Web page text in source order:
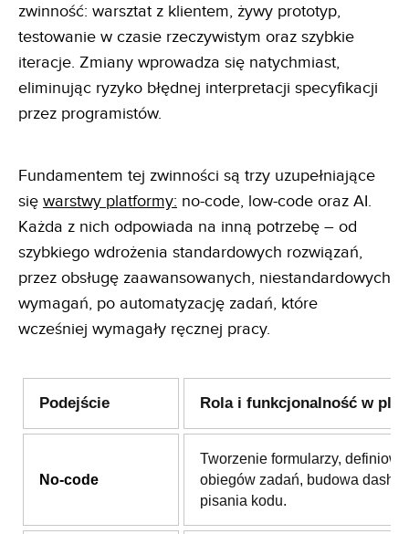
zwinność: warsztat z klientem, żywy prototyp,
testowanie w czasie rzeczywistym oraz szybkie
iteracje. Zmiany wprowadza się natychmiast,
eliminując ryzyko błędnej interpretacji specyfikacji
przez programistów.
Fundamentem tej zwinności są trzy uzupełniające
się warstwy platformy: no-code, low-code oraz AI.
Każda z nich odpowiada na inną potrzebę – od
szybkiego wdrożenia standardowych rozwiązań,
przez obsługę zaawansowanych, niestandardowych
wymagań, po automatyzację zadań, które
wcześniej wymagały ręcznej pracy.
Podejście Rola i funkcjonalność w
No-code
Tworzenie formularzy,
obiegów zadań, budowa
pisania kodu.